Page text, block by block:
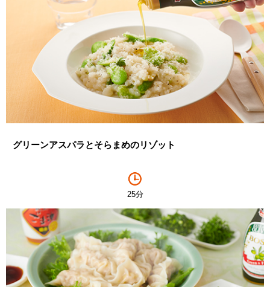
グリーンアスパラとそらまめのリゾット
25分